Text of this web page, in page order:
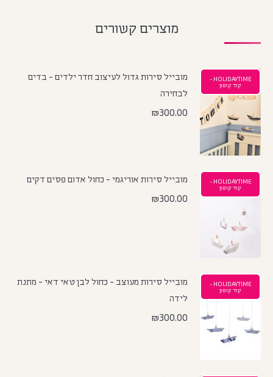
מוצרים קשורים
HOLIDAYTIME -
קוד קופון
מובייל סירות גדול לעיצוב חדר ילדים - בדים
לבחירה
₪300.00
HOLIDAYTIME -
קוד קופון
מובייל סירות אוריגמי - כחול אדום פסים דקים
₪300.00
HOLIDAYTIME -
קוד קופון
מובייל סירות מעוצב - כחול לבן טאי דאי - מתנת
לידה
₪300.00